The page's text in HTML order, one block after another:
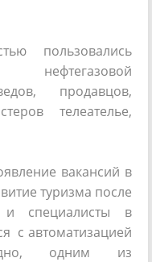
пользовались
нефтегазовой
продавцов,
телеателье,
вакансий в
туризма после
и специалисты в
с автоматизацией
одним из